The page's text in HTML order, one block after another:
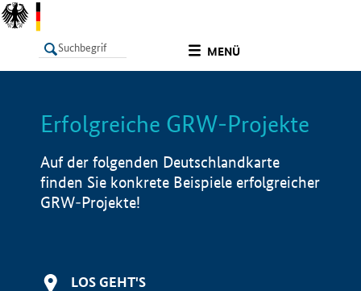
MENÜ
LISTE Info
Erfolgreiche GRW-Projekte
Auf der folgenden Deutschlandkarte
finden Sie konkrete Beispiele erfolgreicher
GRW-Projekte!
LOS GEHT'S